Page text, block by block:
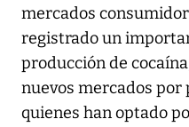
mercados
registrado un
producción de
nuevos mercados por
quienes han optado